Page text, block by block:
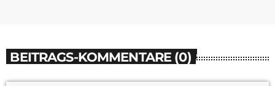
BEITRAGS-KOMMENTARE (0)